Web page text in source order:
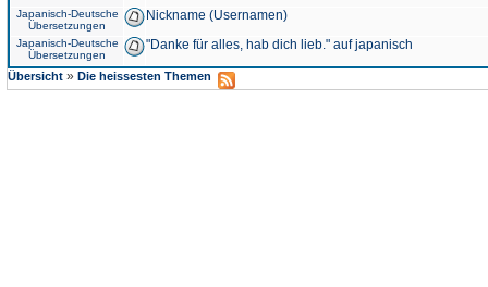
Japanisch-Deutsche
Übersetzungen
Nickname (Usernamen)
Japanisch-Deutsche
Übersetzungen
"Danke für alles, hab dich lieb." auf japanisch
Übersicht » Die heissesten Themen